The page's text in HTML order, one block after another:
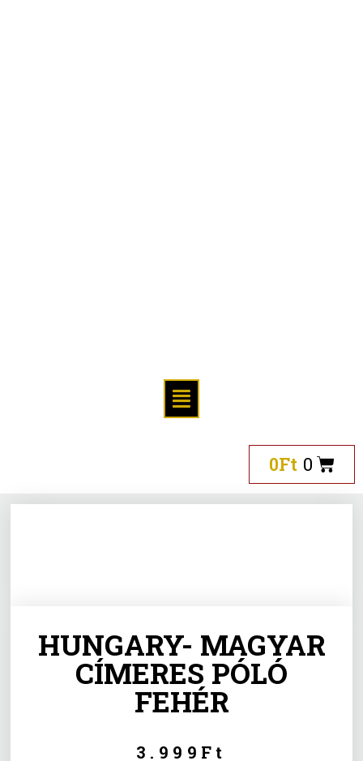
0Ft 0
HUNGARY- MAGYAR
CÍMERES PÓLÓ
FEHÉR
3.999 Ft